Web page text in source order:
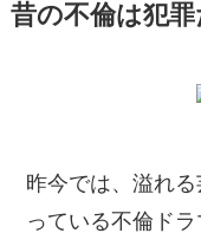
昔の不倫は犯罪
昨今では、溢れ
っている不倫ド